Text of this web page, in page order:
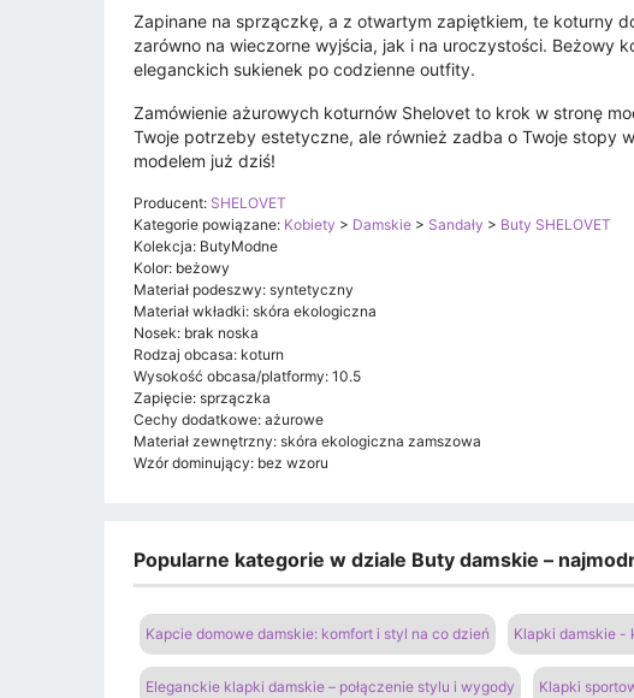
Zapinane na sprzączkę, a z otwartym zapiętkiem, te koturny
zarówno na wieczorne wyjścia, jak i na uroczystości. Beżowy
eleganckich sukienek po codzienne outfity.
Zamówienie ażurowych koturnów Shelovet to krok w stronę
Twoje potrzeby estetyczne, ale również zadba o Twoje stopy
modelem już dziś!
Producent: SHELOVET
Kategorie powiązane: Kobiety > Damskie > Sandały > Buty SHELOVET
Kolekcja: ButyModne
Kolor: beżowy
Materiał podeszwy: syntetyczny
Materiał wkładki: skóra ekologiczna
Nosek: brak noska
Rodzaj obcasa: koturn
Wysokość obcasa/platformy: 10.5
Zapięcie: sprzączka
Cechy dodatkowe: ażurowe
Materiał zewnętrzny: skóra ekologiczna zamszowa
Wzór dominujący: bez wzoru
Popularne kategorie w dziale Buty damskie –
Kapcie domowe damskie: komfort i styl na co dzień Klapki damskie -
Eleganckie klapki damskie – połączenie stylu i wygody Klapki